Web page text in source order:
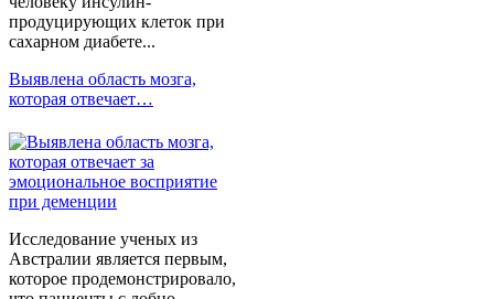
продуцирующих клеток при
сахарном диабете...
Выявлена область мозга,
которая отвечает…
Исследование ученых из
Австралии является первым,
которое продемонстрировало,